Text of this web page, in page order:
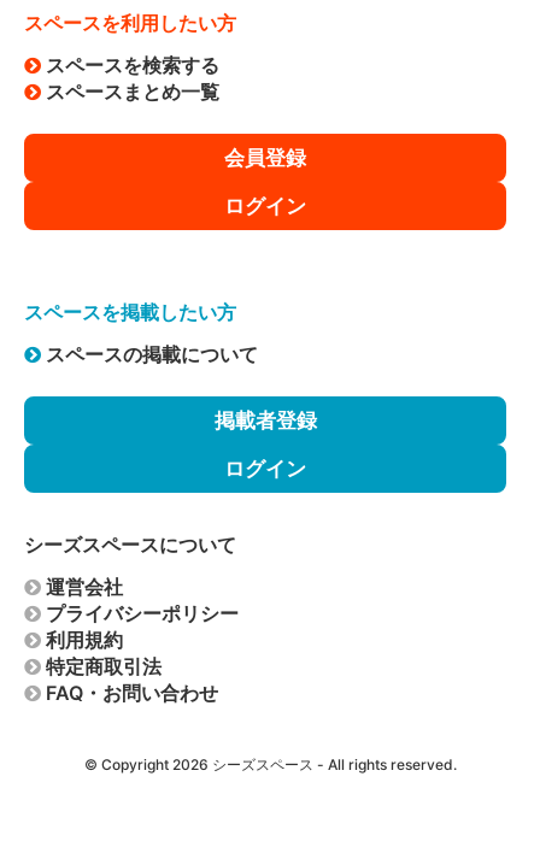
スペースを利用したい方
スペースを検索する
スペースまとめ一覧
会員登録
ログイン
スペースを掲載したい方
スペースの掲載について
掲載者登録
ログイン
シーズスペースについて
運営会社
プライバシーポリシー
利用規約
特定商取引法
FAQ・お問い合わせ
© Copyright 2026 シーズスペース - All rights reserved.